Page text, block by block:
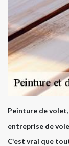
Peinture de volet,
entreprise de
C’est vrai que